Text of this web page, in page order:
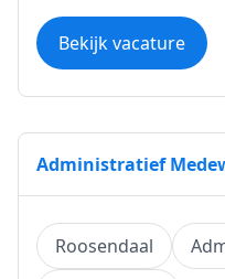
Bekijk vacature
Administratief
Roosendaal